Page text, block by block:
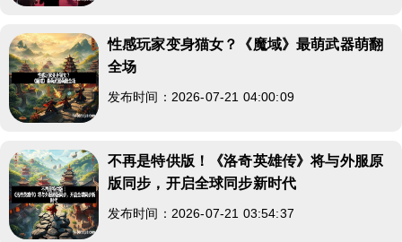
性感玩家变身猫女？《魔域》最萌武器萌翻
全场
发布时间：2026-07-21 04:00:09
不再是特供版！《洛奇英雄传》将与外服原
版同步，开启全球同步新时代
发布时间：2026-07-21 03:54:37